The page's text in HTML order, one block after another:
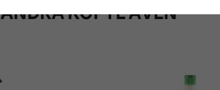
ANDRA KÖPTE ÄVEN